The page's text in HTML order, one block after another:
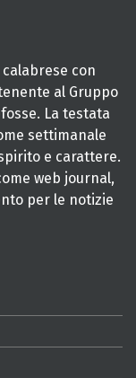
con
al Gruppo
La testata
settimanale
e carattere.
web journal,
per le notizie